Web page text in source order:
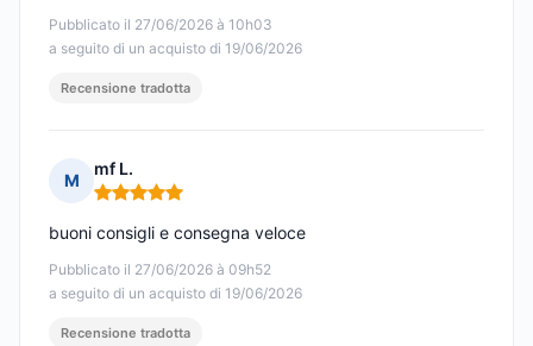
Pubblicato il 27/06/2026 à 10h03
a seguito di un acquisto di 19/06/2026
Recensione tradotta
M
mf L.
Nota: 5 su 5
Pubblicato il 27/06/2026 à 09h52
a seguito di un acquisto di 19/06/2026
buoni consigli e consegna veloce
Recensione tradotta